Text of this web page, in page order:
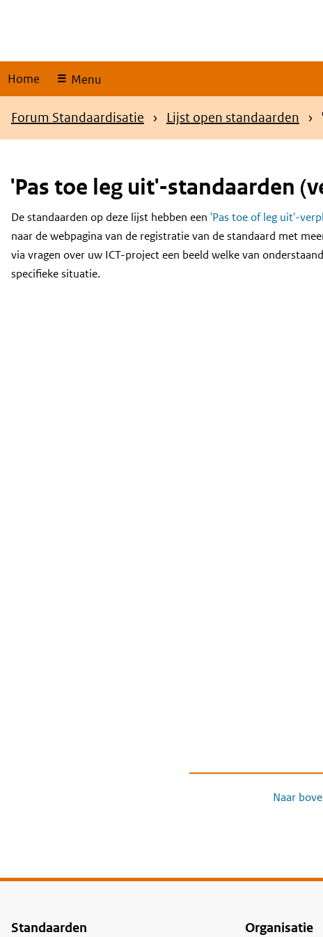
Home Menu
Kruimelpad
Forum Standaardisatie Lijst open standaarden
'Pas toe leg uit'-standaarden
Content
De standaarden op deze lijst hebben een 'Pas toe of leg uit'-
naar de webpagina van de registratie van de standaard met
via vragen over uw ICT-project een beeld welke van
specifieke situatie.
Naar
Voet
Standaarden Organisatie